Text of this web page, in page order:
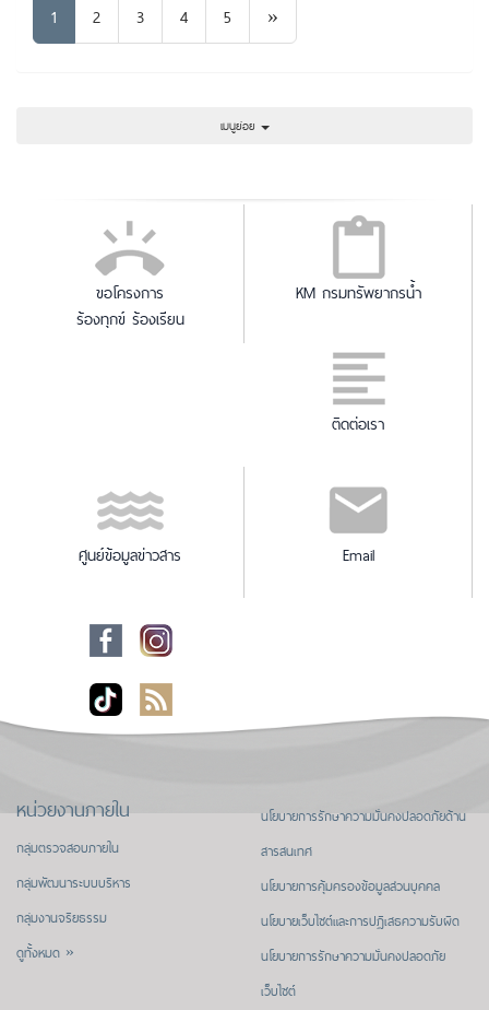
1 2 3 4 5 »
เมนูย่อย
ขอโครงการ
ร้องทุกข์ ร้องเรียน
KM กรมทรัพยากรน้ำ
ติดต่อเรา
ศูนย์ข้อมูลข่าวสาร Email
หน่วยงานภายใน
กลุ่มตรวจสอบภายใน
กลุ่มพัฒนาระบบบริหาร
กลุ่มงานจริยธรรม
ดูทั้งหมด »
นโยบายการรักษาความมั่นคงปลอดภัยด้าน
สารสนเทศ
นโยบายการคุ้มครองข้อมูลส่วนบุคคล
นโยบายเว็บไซต์และการปฏิเสธความรับผิด
นโยบายการรักษาความมั่นคงปลอดภัย
เว็บไซต์